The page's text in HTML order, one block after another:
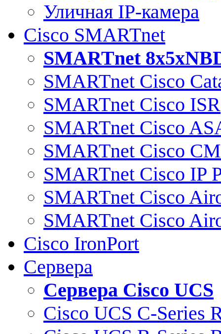
Уличная IP-камера
Cisco SMARTnet
SMARTnet
SMARTnet Cisco
SMARTnet Cisco ISR
SMARTnet Cisco
SMARTnet Cisco
SMARTnet Cisco IP
SMARTnet Cisco
SMARTnet Cisco
Cisco IronPort
Сервера
Сервера Cisco UCS
Cisco UCS C-Series